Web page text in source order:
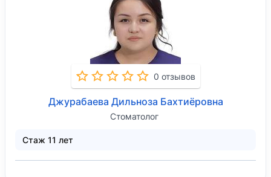
0 отзывов
Джурабаева Дильноза Бахтиёровна
Стоматолог
Стаж 11 лет